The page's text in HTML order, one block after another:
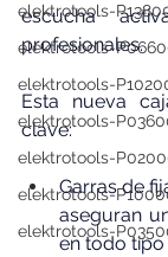
elektrotools-
elektrotools-
elektrotools-
elektrotools-
elektrotools-
elektrotools-
elektrotools-
escucha
profesionales.
Esta nueva
clave:
Garras de
aseguran
en todo tipo